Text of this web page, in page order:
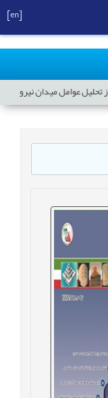
تحلیل عوامل میدان نیرو